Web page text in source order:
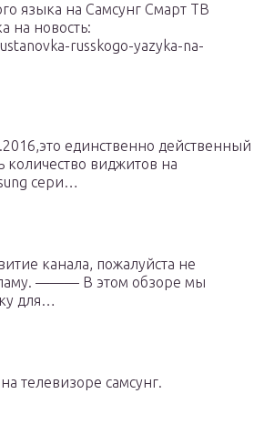
языка на Самсунг Смарт ТВ
на новость:
russkogo-yazyka-na-
единственно действенный
количество виджитов на
сери…
канала, пожалуйста не
——— В этом обзоре мы
для…
телевизоре самсунг.